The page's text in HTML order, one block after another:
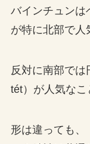
バインチュンは
が特に北部で人
反対に南部で
tét）が人気なこ
形は違っても、